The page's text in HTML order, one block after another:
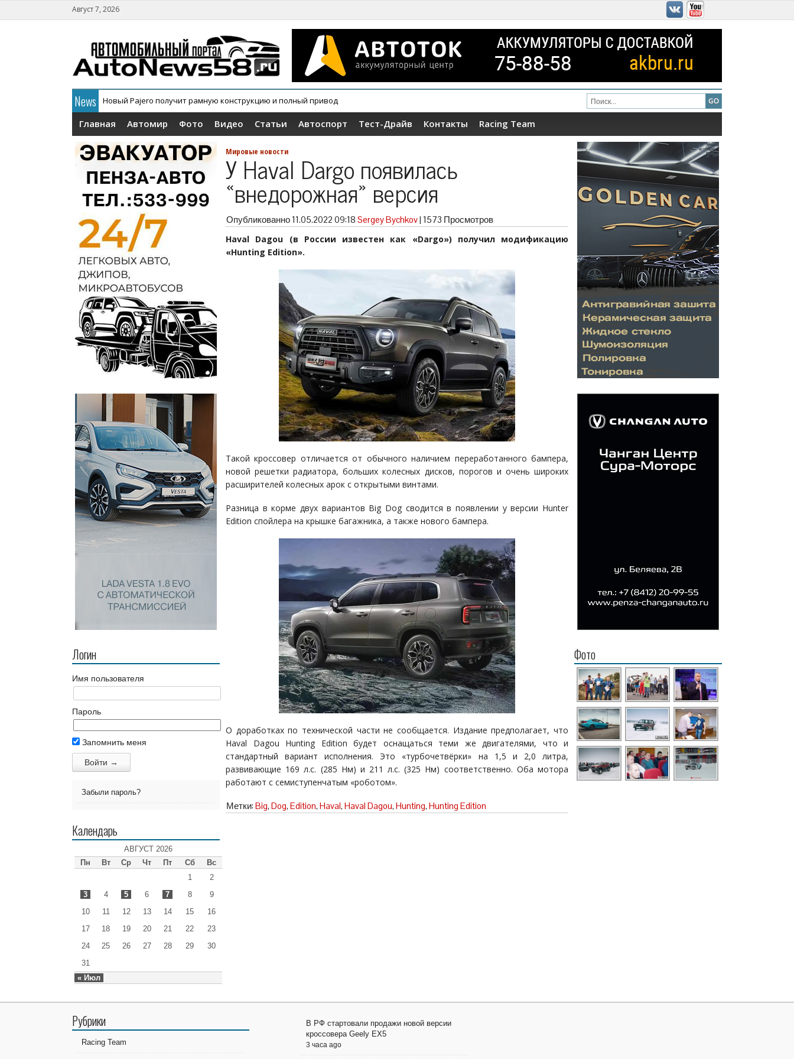
Август 7, 2026
News
Новый Pajero получит рамную конструкцию и полный привод
В России официально дебютировал кроссовер Wey V9X
Главная Автомир Фото Видео Статьи Автоспорт Тест-Драйв Контакты Racing Team
Логин
Имя пользователя
Пароль
Запомнить меня
Забыли пароль?
Календарь
АВГУСТ 2026
Пн
Вт Ср Чт Пт Сб Вс
« Июл
1
2
3
4 5 6 7 8
9
10
11 12 13 14 15
16
17
18 19 20 21 22
23
24
25 26 27 28 29
30
31
Мировые новости
У Haval Dargo появилась
«внедорожная» версия
Опубликованно 11.05.2022 09:18 Sergey Bychkov| 1573 Просмотров
Haval Dagou (в России известен как «Dargo») получил модификацию
«Hunting Edition».
Такой кроссовер отличается от обычного наличием переработанного бампера,
новой решетки радиатора, больших колесных дисков, порогов и очень широких
расширителей колесных арок с открытыми винтами.
Разница в корме двух вариантов Big Dog сводится в появлении у версии Hunter
Edition спойлера на крышке багажника, а также нового бампера.
О доработках по технической части не сообщается. Издание предполагает, что
Haval Dagou Hunting Edition будет оснащаться теми же двигателями, что и
стандартный вариант исполнения. Это «турбочетвёрки» на 1,5 и 2,0 литра,
развивающие 169 л.с. (285 Нм) и 211 л.с. (325 Нм) соответственно. Оба мотора
работают с семиступенчатым «роботом».
Метки: Big, Dog, Edition, Haval, Haval Dagou, Hunting, Hunting Edition
Фото
Рубрики
Racing Team
В РФ стартовали продажи новой версии
кроссовера Geely EX5
3 часа ago